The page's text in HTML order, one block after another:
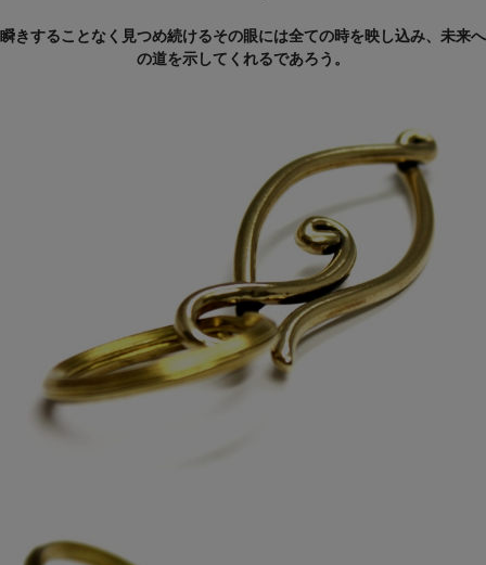
瞬きすることなく見つめ続けるその眼には全ての時を映し込み、未来へ
の道を示してくれるであろう。